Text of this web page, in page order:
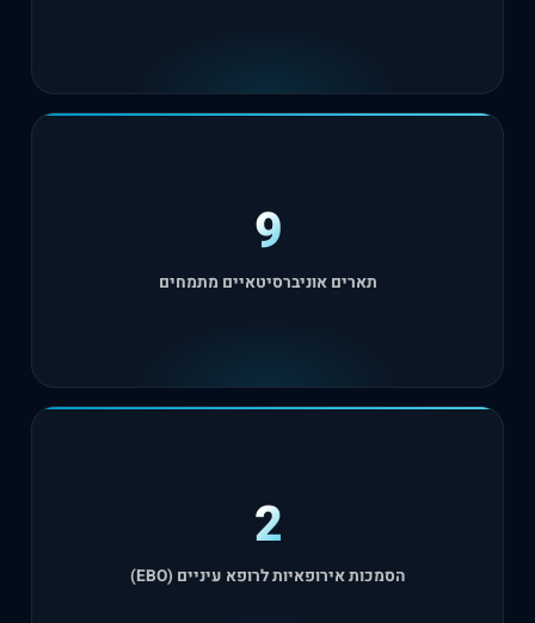
תארים אוניברסיטאיים מתמחים
הסמכות אירופאיות לרופא עיניים (EBO)